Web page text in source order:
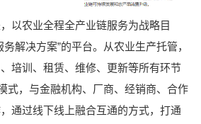
以农业全程全产业链服务为战略目
解决方案”的平台。从农业生产托管，
培训、租赁、维修、更新等所有环节
式，与金融机构、厂商、经销商、合作
通过线下线上融合互通的方式，打通